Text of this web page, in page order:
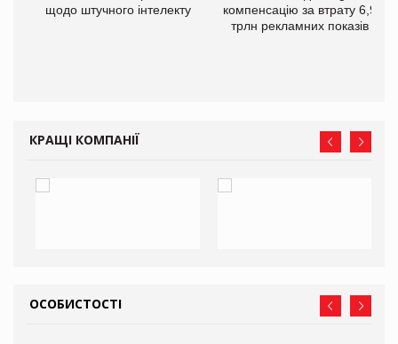
щодо штучного інтелекту
компенсацію за втрату 6,9
трлн рекламних показів
КРАЩІ КОМПАНІЇ
ОСОБИСТОСТІ